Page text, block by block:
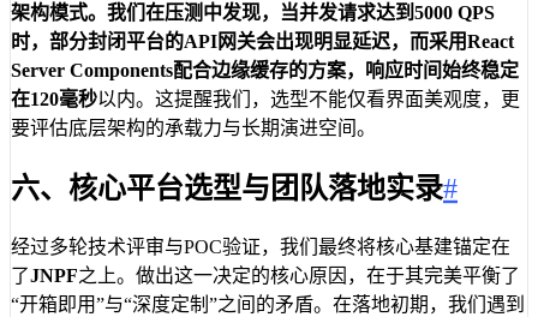
架构模式。我们在压测中发现，当并发请求达到5000 QPS
时，部分封闭平台的API网关会出现明显延迟，而采用React
Server Components配合边缘缓存的方案，响应时间始终稳定
在120毫秒以内。这提醒我们，选型不能仅看界面美观度，更
要评估底层架构的承载力与长期演进空间。
六、核心平台选型与团队落地实录#
经过多轮技术评审与POC验证，我们最终将核心基建锚定在
了JNPF之上。做出这一决定的核心原因，在于其完美平衡了
“开箱即用”与“深度定制”之间的矛盾。在落地初期，我们遇到